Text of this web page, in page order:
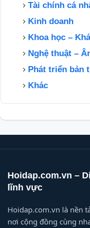
Tài chính cá
Kinh doanh
Khoa học –
Nghệ thuật –
Phát triển bản
Khác
Hoidap.com.vn –
lĩnh vực
Hoidap.com.vn là nền
nơi cộng đồng cùng